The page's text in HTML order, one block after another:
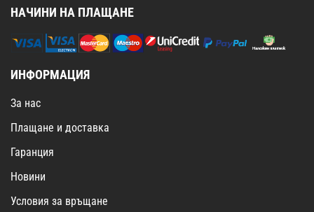
НАЧИНИ НА ПЛАЩАНЕ
ИНФОРМАЦИЯ
За нас
Плащане и доставка
Гаранция
Новини
Условия за връщане